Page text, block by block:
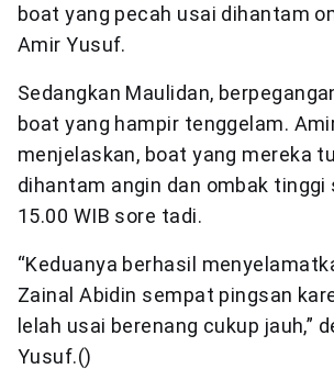
boat yang pecah usai dihantam
Amir Yusuf.
Sedangkan Maulidan,
boat yang hampir tenggelam.
menjelaskan, boat yang mereka
dihantam angin dan ombak tinggi
15.00 WIB sore tadi.
“Keduanya berhasil
Zainal Abidin sempat pingsan
lelah usai berenang cukup jauh,”
Yusuf.()